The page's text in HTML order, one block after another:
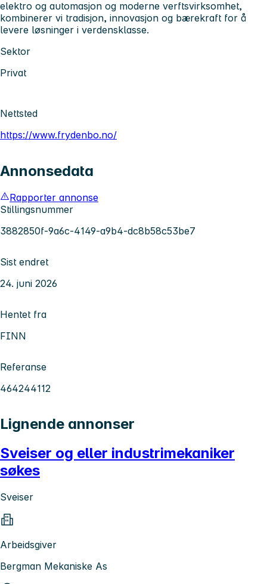
elektro og automasjon og moderne verftsvirksomhet,
kombinerer vi tradisjon, innovasjon og bærekraft for å
levere løsninger i verdensklasse.
Sektor
Privat
Nettsted
https://www.frydenbo.no/
Annonsedata
Rapporter annonse
Stillingsnummer
3882850f-9a6c-4149-a9b4-dc8b58c53be7
Sist endret
24. juni 2026
Hentet fra
FINN
Referanse
464244112
Lignende annonser
Sveiser og eller industrimekaniker
søkes
Sveiser
Arbeidsgiver
Bergman Mekaniske As